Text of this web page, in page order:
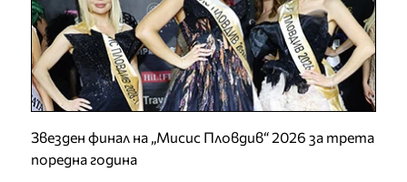
Звезден финал на „Мисис Пловдив“ 2026 за трета
поредна година